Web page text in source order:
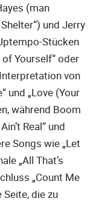
(man
und Jerry
Stücken
Yourself“ oder
von
und „Love (Your
während Boom
Real“ und
Songs wie „Let
„All That’s
„Count Me
Seite, die zu